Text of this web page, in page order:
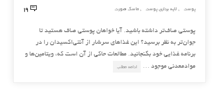
پوست
, لایه برداری پوست , ماسک صورت 19
پوستی صاف‌تر داشته ‌باشید. آیا خواهان پوستی صاف هستید تا
جوان‌تر به نظر برسید؟ این غذاهای سرشار از آنتی‌اکسیدان را در
برنامه غذایی خود بگنجانید. مطالعات حاکی از ‌آن است که، ویتامین‌‌ها و
موادمعدنی موجود …
ادامه مطلب